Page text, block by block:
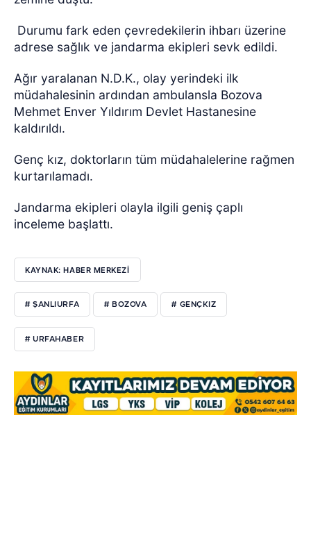
Durumu fark eden çevredekilerin ihbarı üzerine
adrese sağlık ve jandarma ekipleri sevk edildi.
Ağır yaralanan N.D.K., olay yerindeki ilk
müdahalesinin ardından ambulansla Bozova
Mehmet Enver Yıldırım Devlet Hastanesine
kaldırıldı.
Genç kız, doktorların tüm müdahalelerine rağmen
kurtarılamadı.
Jandarma ekipleri olayla ilgili geniş çaplı
inceleme başlattı.
KAYNAK: HABER MERKEZİ
# ŞANLIURFA # BOZOVA # GENÇKIZ
# URFAHABER